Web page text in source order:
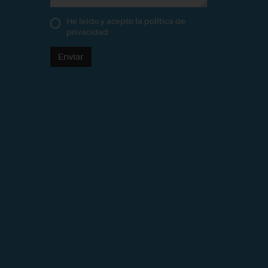
He leído y acepto la política de
privacidad
Enviar